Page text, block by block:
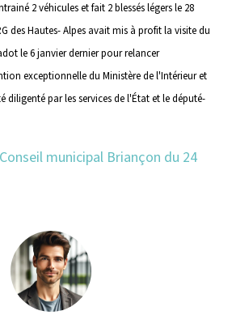
2 véhicules et fait 2 blessés légers le 28
des Hautes- Alpes avait mis à profit la visite du
le 6 janvier dernier pour relancer
exceptionnelle du Ministère de l'Intérieur et
diligenté par les services de l'État et le député-
Conseil municipal Briançon du 24